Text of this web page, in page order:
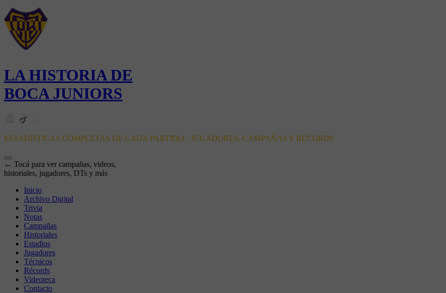
LA HISTORIA DE
BOCA JUNIORS
ESTADÍSTICAS COMPLETAS DE CADA PARTIDO - JUGADORES, CAMPAÑAS Y RÉCORDS
← Tocá para ver campañas, videos,
historiales, jugadores, DTs y más
Inicio
Archivo Digital
Trivia
Notas
Campañas
Historiales
Estadios
Jugadores
Técnicos
Récords
Videoteca
Contacto